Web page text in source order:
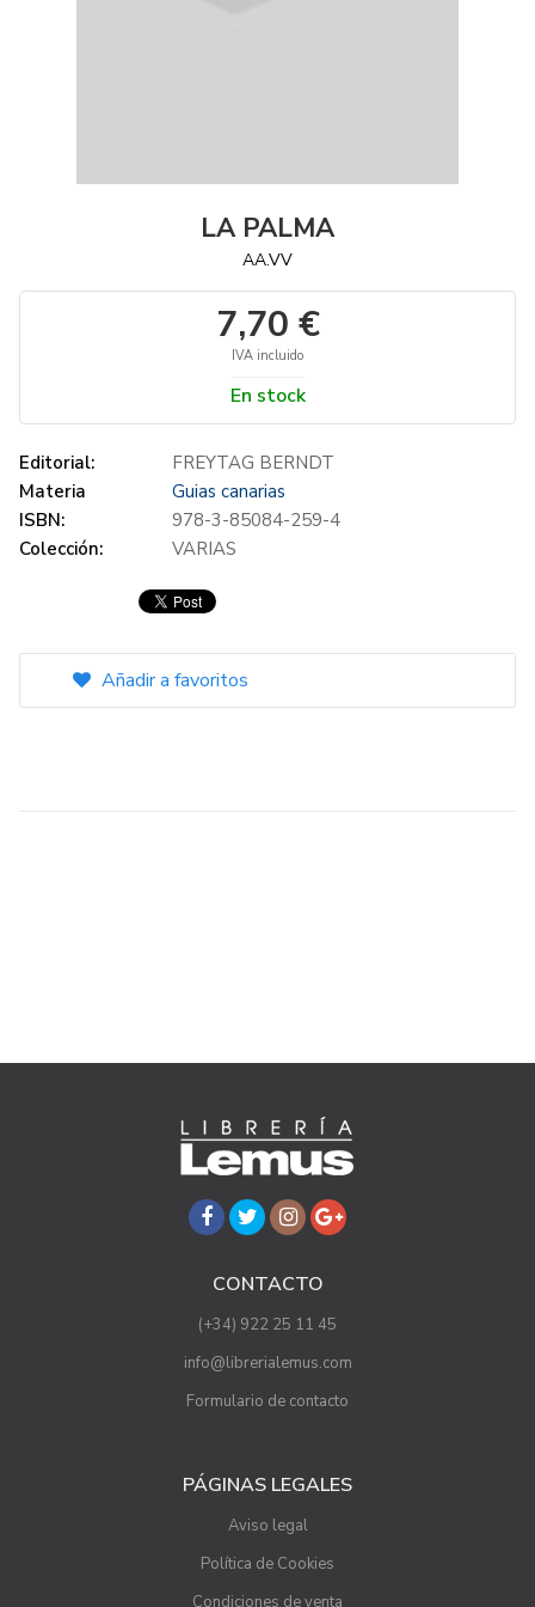
LA PALMA
AA.VV
7,70 €
IVA incluido
En stock
Editorial:
FREYTAG BERNDT
Materia
Guias canarias
ISBN:
978-3-85084-259-4
Colección:
VARIAS
Añadir a favoritos
CONTACTO
(+34) 922 25 11 45
info@librerialemus.com
Formulario de contacto
PÁGINAS LEGALES
Aviso legal
Política de Cookies
Condiciones de venta